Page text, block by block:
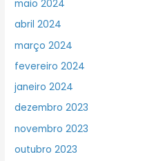
maio 2024
abril 2024
março 2024
fevereiro 2024
janeiro 2024
dezembro 2023
novembro 2023
outubro 2023